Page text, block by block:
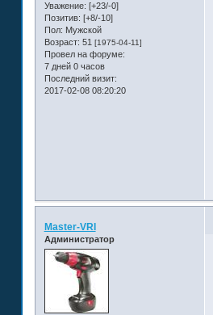
Уважение: [+23/-0]
Позитив: [+8/-10]
Пол: Мужской
Возраст: 51 [1975-04-11]
Провел на форуме:
7 дней 0 часов
Последний визит:
2017-02-08 08:20:20
Master-VRI
Администратор